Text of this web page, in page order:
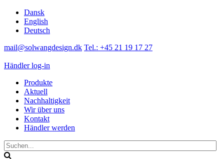
Dansk
English
Deutsch
mail@solwangdesign.dk Tel.: +45 21 19 17 27
Händler log-in
Produkte
Aktuell
Nachhaltigkeit
Wir über uns
Kontakt
Händler werden